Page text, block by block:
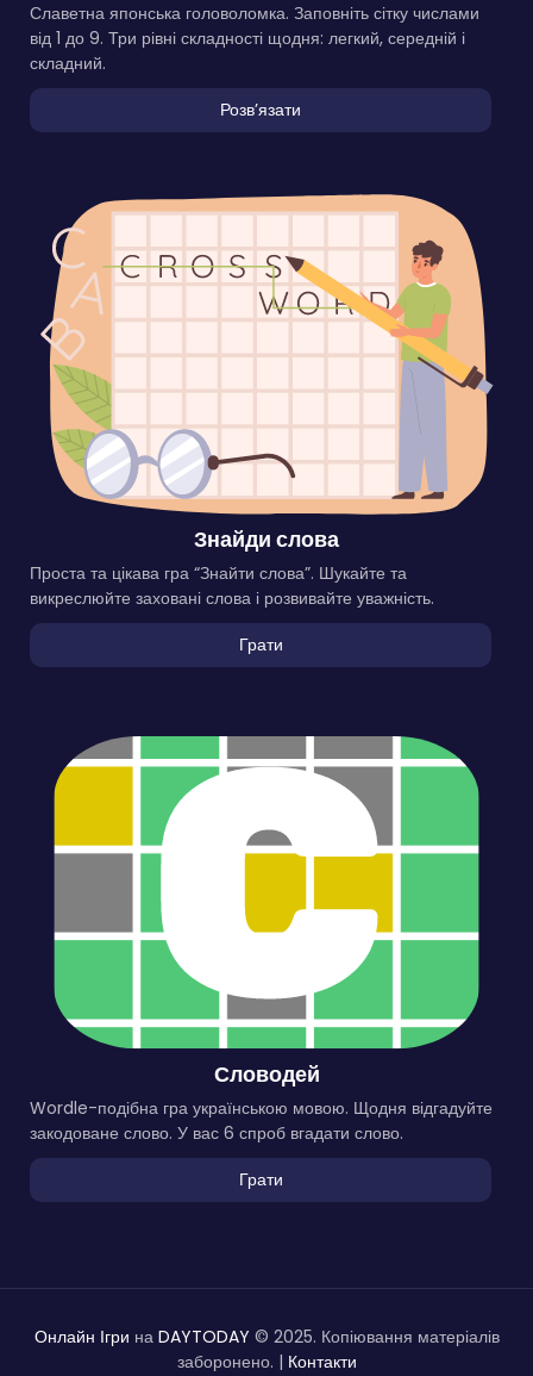
Славетна японська головоломка. Заповніть сітку числами
від 1 до 9. Три рівні складності щодня: легкий, середній і
складний.
Розвʼязати
Знайди слова
Проста та цікава гра “Знайти слова”. Шукайте та
викреслюйте заховані слова і розвивайте уважність.
Грати
Словодей
Wordle-подібна гра українською мовою. Щодня відгадуйте
закодоване слово. У вас 6 спроб вгадати слово.
Грати
Онлайн Ігри на DAYTODAY © 2025. Копіювання матеріалів
заборонено. | Контакти